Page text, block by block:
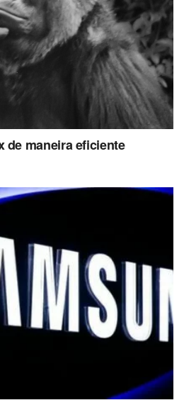
de maneira eficiente